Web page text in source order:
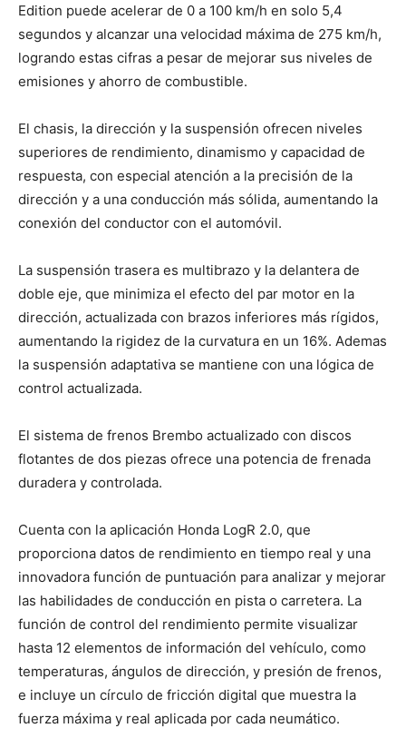
Edition puede acelerar de 0 a 100 km/h en solo 5,4
segundos y alcanzar una velocidad máxima de 275 km/h,
logrando estas cifras a pesar de mejorar sus niveles de
emisiones y ahorro de combustible.
El chasis, la dirección y la suspensión ofrecen niveles
superiores de rendimiento, dinamismo y capacidad de
respuesta, con especial atención a la precisión de la
dirección y a una conducción más sólida, aumentando la
conexión del conductor con el automóvil.
La suspensión trasera es multibrazo y la delantera de
doble eje, que minimiza el efecto del par motor en la
dirección, actualizada con brazos inferiores más rígidos,
aumentando la rigidez de la curvatura en un 16%. Ademas
la suspensión adaptativa se mantiene con una lógica de
control actualizada.
El sistema de frenos Brembo actualizado con discos
flotantes de dos piezas ofrece una potencia de frenada
duradera y controlada.
Cuenta con la aplicación Honda LogR 2.0, que
proporciona datos de rendimiento en tiempo real y una
innovadora función de puntuación para analizar y mejorar
las habilidades de conducción en pista o carretera. La
función de control del rendimiento permite visualizar
hasta 12 elementos de información del vehículo, como
temperaturas, ángulos de dirección, y presión de frenos,
e incluye un círculo de fricción digital que muestra la
fuerza máxima y real aplicada por cada neumático.